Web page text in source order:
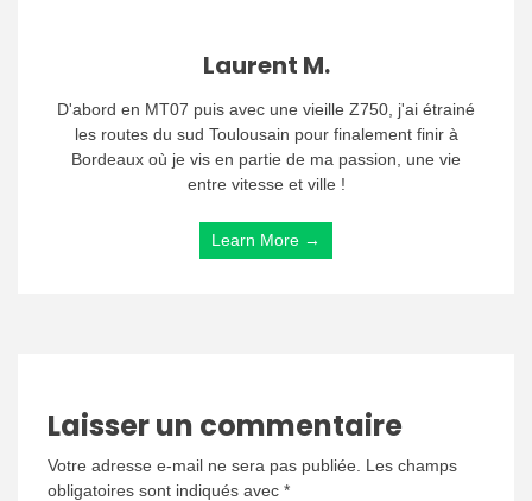
Laurent M.
D'abord en MT07 puis avec une vieille Z750, j'ai étrainé
les routes du sud Toulousain pour finalement finir à
Bordeaux où je vis en partie de ma passion, une vie
entre vitesse et ville !
Learn More →
Laisser un commentaire
Votre adresse e-mail ne sera pas publiée.
Les champs
obligatoires sont indiqués avec *